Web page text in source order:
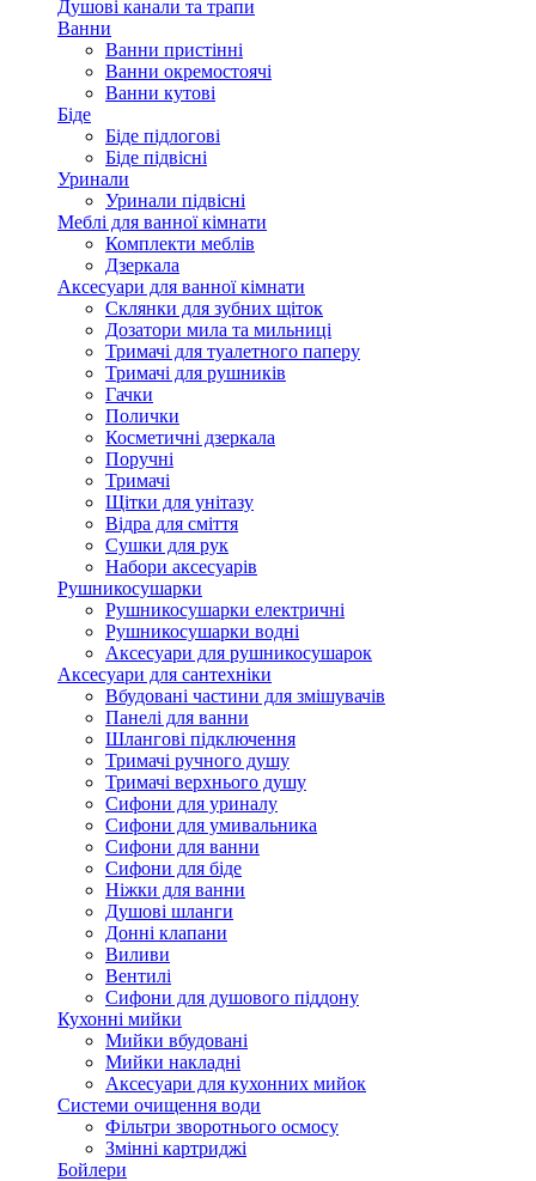
Душові канали та трапи
Ванни
Ванни пристінні
Ванни окремостоячі
Ванни кутові
Біде
Біде підлогові
Біде підвісні
Уринали
Уринали підвісні
Меблі для ванної кімнати
Комплекти меблів
Дзеркала
Аксесуари для ванної кімнати
Склянки для зубних щіток
Дозатори мила та мильниці
Тримачі для туалетного паперу
Тримачі для рушників
Гачки
Полички
Косметичні дзеркала
Поручні
Тримачі
Щітки для унітазу
Відра для сміття
Сушки для рук
Набори аксесуарів
Рушникосушарки
Рушникосушарки електричні
Рушникосушарки водні
Аксесуари для рушникосушарок
Аксесуари для сантехніки
Вбудовані частини для змішувачів
Панелі для ванни
Шлангові підключення
Тримачі ручного душу
Тримачі верхнього душу
Сифони для уриналу
Сифони для умивальника
Сифони для ванни
Сифони для біде
Ніжки для ванни
Душові шланги
Донні клапани
Виливи
Вентилі
Сифони для душового піддону
Кухонні мийки
Мийки вбудовані
Мийки накладні
Аксесуари для кухонних мийок
Системи очищення води
Фільтри зворотнього осмосу
Змінні картриджі
Бойлери